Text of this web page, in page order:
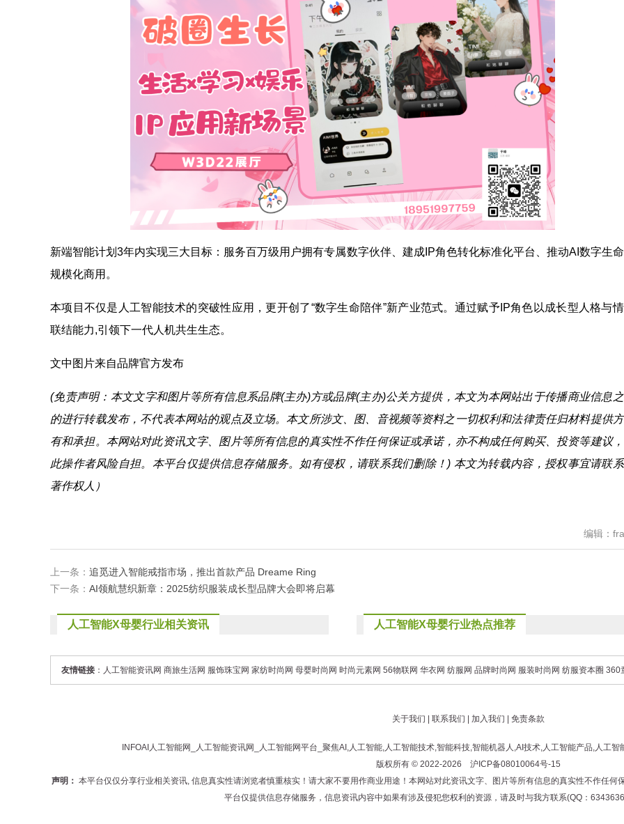
新端智能计划3年内实现三大目标：服务百万级用户拥有专属数字伙伴、建成IP角色转化标准化平台、推动AI数字生
规模化商用。
本项目不仅是人工智能技术的突破性应用，更开创了“数字生命陪伴”新产业范式。通过赋予IP角色以成长型人格与
联结能力,引领下一代人机共生生态。
文中图片来自品牌官方发布
(免责声明：本文文字和图片等所有信息系品牌(主办)方或品牌(主办)公关方提供，本文为本网站出于传播商业信息
的进行转载发布，不代表本网站的观点及立场。本文所涉文、图、音视频等资料之一切权利和法律责任归材料提供
有和承担。本网站对此资讯文字、图片等所有信息的真实性不作任何保证或承诺，亦不构成任何购买、投资等建议
此操作者风险自担。本平台仅提供信息存储服务。如有侵权，请联系我们删除！) 本文为转载内容，授权事宜请联
著作权人）
编辑：
上一条： 追觅进入智能戒指市场，推出首款产品 Dreame Ring
下一条： AI领航慧织新章：2025纺织服装成长型品牌大会即将启幕
人工智能X母婴行业相关资讯 人工智能X母婴行业热点推荐
友情链接 ： 人工智能资讯网 商旅生活网 服饰珠宝网 家纺时尚网 母婴时尚网 时尚元素网 56物联网 华衣网 纺服网 品牌时尚网 服装时尚网 纺服资本圈 360
关于我们 联系我们 加入我们 免责条款
INFOAI 人工智能网 人工智能资讯网 人工智能网平台_聚焦AI,人工智能,人工智能技术,智能科技,智能机器人,AI技术,人工智能产品,人工智
版权所有 © 2022-2026 沪ICP备08010064号-15
声明： 本平台仅仅分享行业相关资讯, 信息真实性请浏览者慎重核实！请大家不要用作商业用途！本网站对此资讯文字、图片等所有信息的真实性不作任
平台仅提供信息存储服务，信息资讯内容中如果有涉及侵犯您权利的资源，请及时与我方联系(QQ：